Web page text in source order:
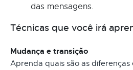
das mensagens.
Técnicas que você irá
Mudança e transição
Aprenda quais são as